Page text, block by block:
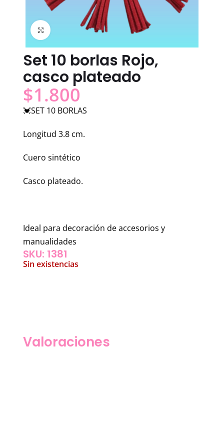
Click to enlarge
Set 10 borlas Rojo,
casco plateado
$1.800
💓SET 10 BORLAS
Longitud 3.8 cm.
Cuero sintético
Casco plateado.
Ideal para decoración de accesorios y
manualidades
SKU: 1381
Sin existencias
Valoraciones